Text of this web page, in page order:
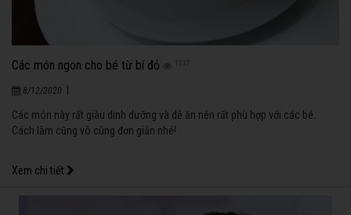
Các món ngon cho bé từ bí đỏ 1337
8/12/2020
Các món này rất giàu dinh dưỡng và dễ ăn nên rất phù hợp với các bé.
Cách làm cũng vô cùng đơn giản nhé!
Xem chi tiết